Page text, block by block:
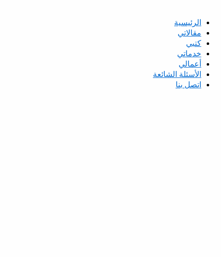
الرئيسية
مقالاتي
كتبي
خدماتي
أعمالي
الأسئلة الشائعة
اتصل بنا